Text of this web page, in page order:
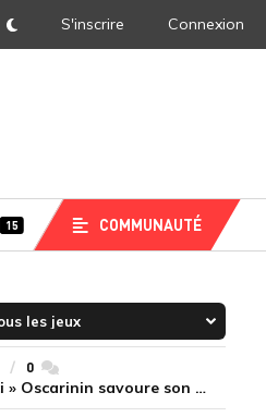
DarkMode
S'inscrire Connexion
15 COMMUNAUTÉ
0commentaires
« C'est un privilège d'être ici » Oscarinin savoure son retour en LEC et prépare sa revanche